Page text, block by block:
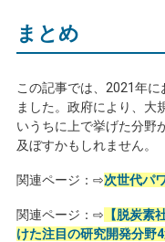
まとめ
この記事では、 2021年に
ました。政府により、大
いうちに上で挙げた分野
及ぼすかもしれません。
関連ページ：⇨次世代パ
関連ページ：⇨ 【脱炭素
けた注目の研究開発分野